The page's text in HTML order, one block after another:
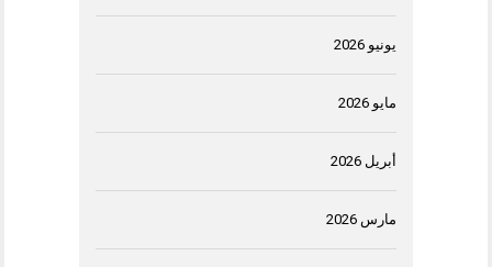
يونيو 2026
مايو 2026
أبريل 2026
مارس 2026